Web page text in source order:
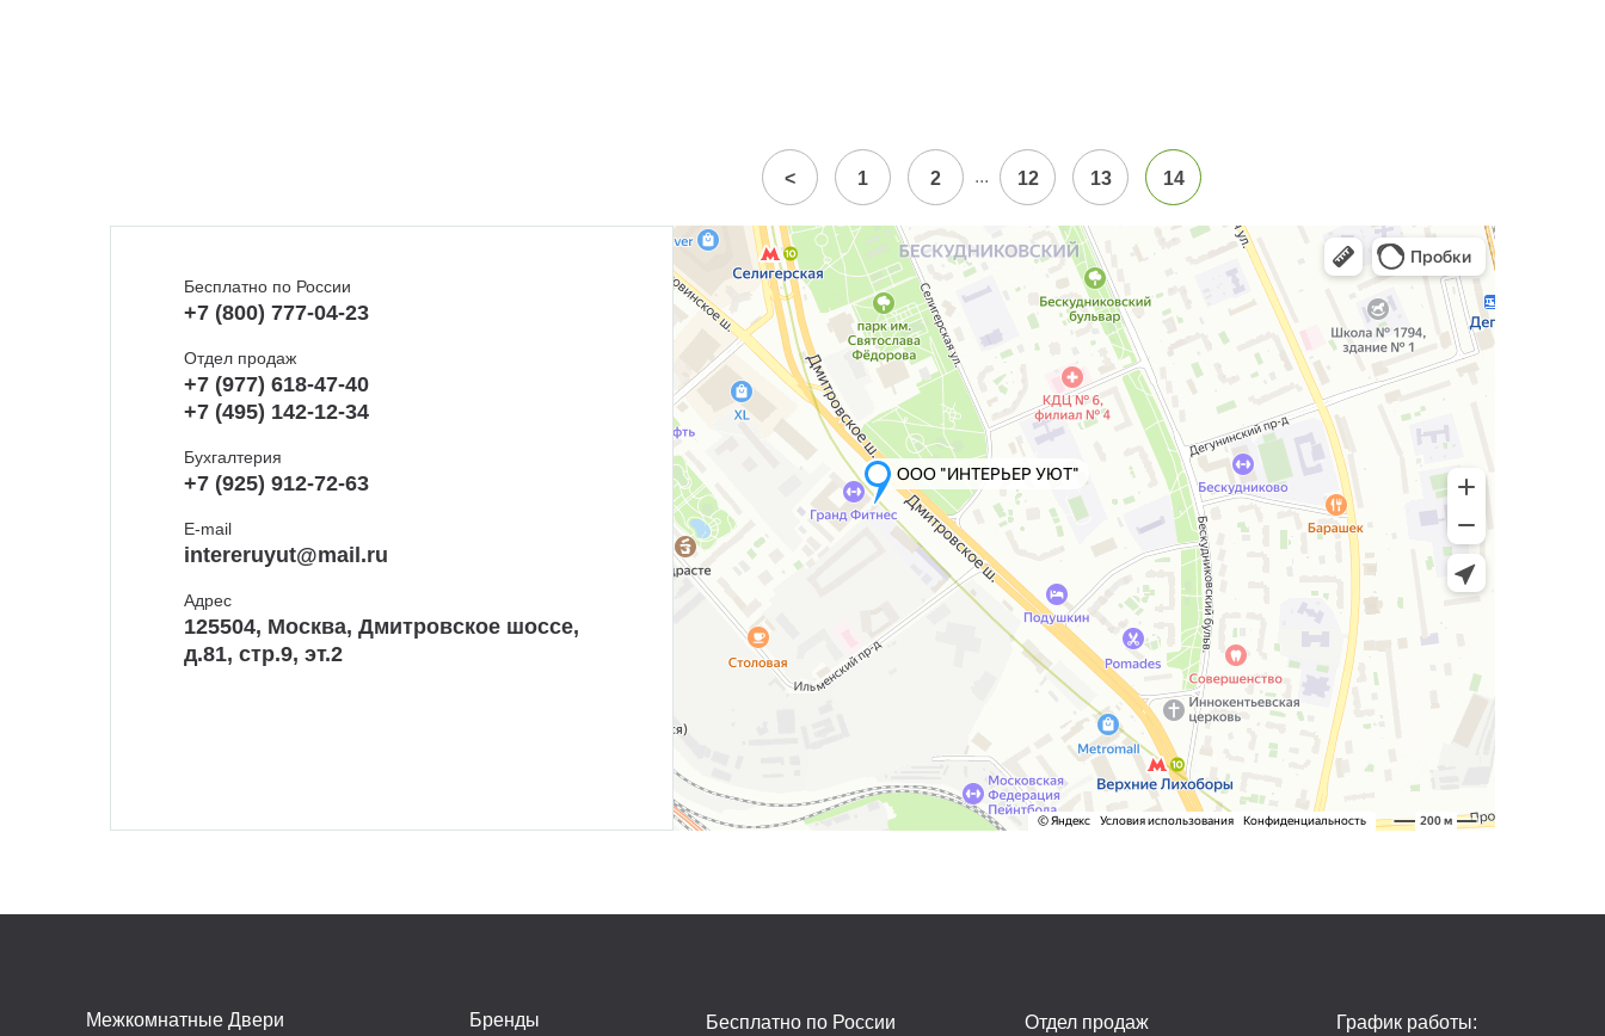
< 1 2 ... 12 13 14
Бесплатно по России
+7 (800) 777-04-23
Отдел продаж
+7 (977) 618-47-40
+7 (495) 142-12-34
Бухгалтерия
+7 (925) 912-72-63
E-mail
intereruyut@mail.ru
Адрес
125504, Москва, Дмитровское шоссе,
д.81, стр.9, эт.2
Межкомнатные Двери Бренды Бесплатно по России Отдел продаж График работы: